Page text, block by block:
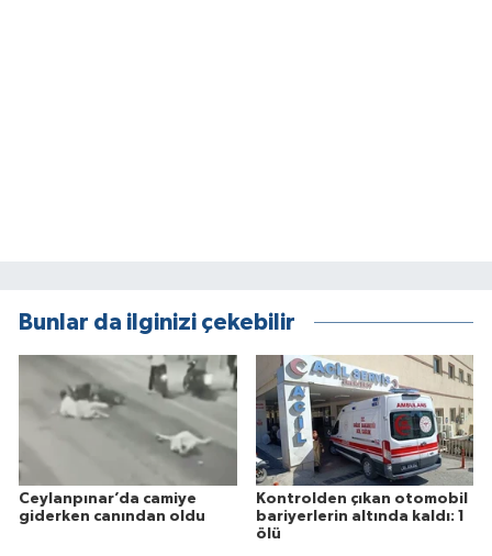
Bunlar da ilginizi çekebilir
Ceylanpınar’da camiye
giderken canından oldu
Kontrolden çıkan otomobil
bariyerlerin altında kaldı: 1
ölü